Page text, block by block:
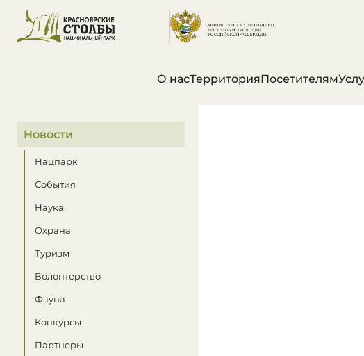
О насТерриторияПосетителям
В этом разделе
Новости
Нацпарк
События
Наука
Охрана
Туризм
Волонтерство
Фауна
Конкурсы
Партнеры